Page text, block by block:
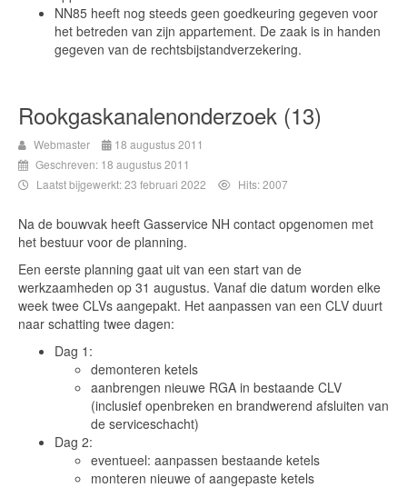
NN85 heeft nog steeds geen goedkeuring gegeven voor
het betreden van zijn appartement. De zaak is in handen
gegeven van de rechtsbijstandverzekering.
Rookgaskanalenonderzoek (13)
Webmaster
18 augustus 2011
Geschreven: 18 augustus 2011
Laatst bijgewerkt: 23 februari 2022
Hits: 2007
Na de bouwvak heeft Gasservice NH contact opgenomen met
het bestuur voor de planning.
Een eerste planning gaat uit van een start van de
werkzaamheden op 31 augustus. Vanaf die datum worden elke
week twee CLVs aangepakt. Het aanpassen van een CLV duurt
naar schatting twee dagen:
Dag 1:
demonteren ketels
aanbrengen nieuwe RGA in bestaande CLV
(inclusief openbreken en brandwerend afsluiten van
de serviceschacht)
Dag 2:
eventueel: aanpassen bestaande ketels
monteren nieuwe of aangepaste ketels